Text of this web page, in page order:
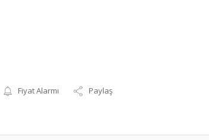
Fiyat Alarmı Paylaş